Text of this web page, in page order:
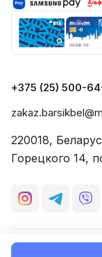
+375 (25) 500-
220018,
Горецкого 14,
© 2026 Все права